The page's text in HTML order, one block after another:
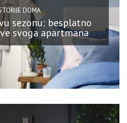
DOMA
sezonu: besplatno
svoga apartmana